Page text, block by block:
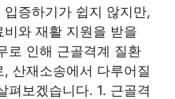
증하기가 쉽지 않지만,
와 재활 지원을 받을
로 인해 근골격계 질환
산재소송에서 다루어질
펴보겠습니다. 1. 근골격